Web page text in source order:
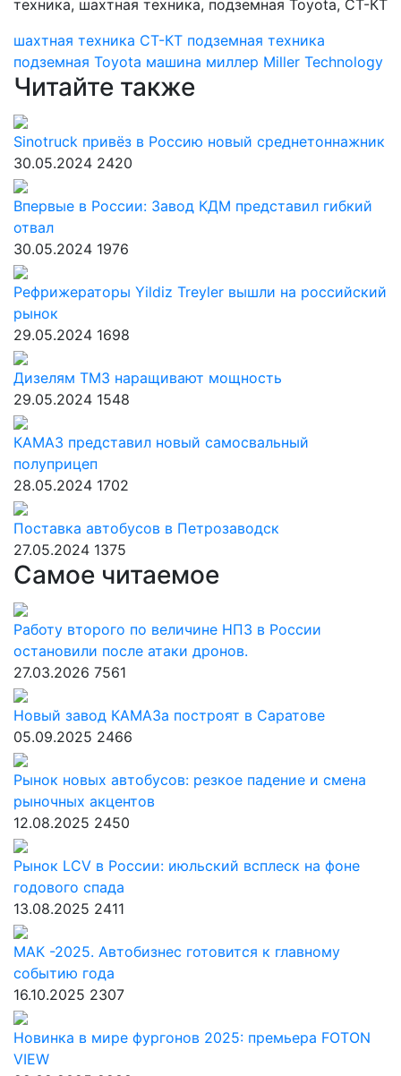
шахтная техника СТ-КТ подземная техника
подземная Toyota машина миллер Miller Technology
Читайте также
Sinotruck привёз в Россию новый среднетоннажник
30.05.2024 2420
Впервые в России: Завод КДМ представил гибкий
отвал
30.05.2024 1976
Рефрижераторы Yildiz Treyler вышли на российский
рынок
29.05.2024 1698
Дизелям ТМЗ наращивают мощность
29.05.2024 1548
КАМАЗ представил новый самосвальный
полуприцеп
28.05.2024 1702
Поставка автобусов в Петрозаводск
27.05.2024 1375
Самое читаемое
Работу второго по величине НПЗ в России
остановили после атаки дронов.
27.03.2026 7561
Новый завод КАМАЗа построят в Саратове
05.09.2025 2466
Рынок новых автобусов: резкое падение и смена
рыночных акцентов
12.08.2025 2450
Рынок LCV в России: июльский всплеск на фоне
годового спада
13.08.2025 2411
МАК -2025. Автобизнес готовится к главному
событию года
16.10.2025 2307
Новинка в мире фургонов 2025: премьера FOTON
VIEW